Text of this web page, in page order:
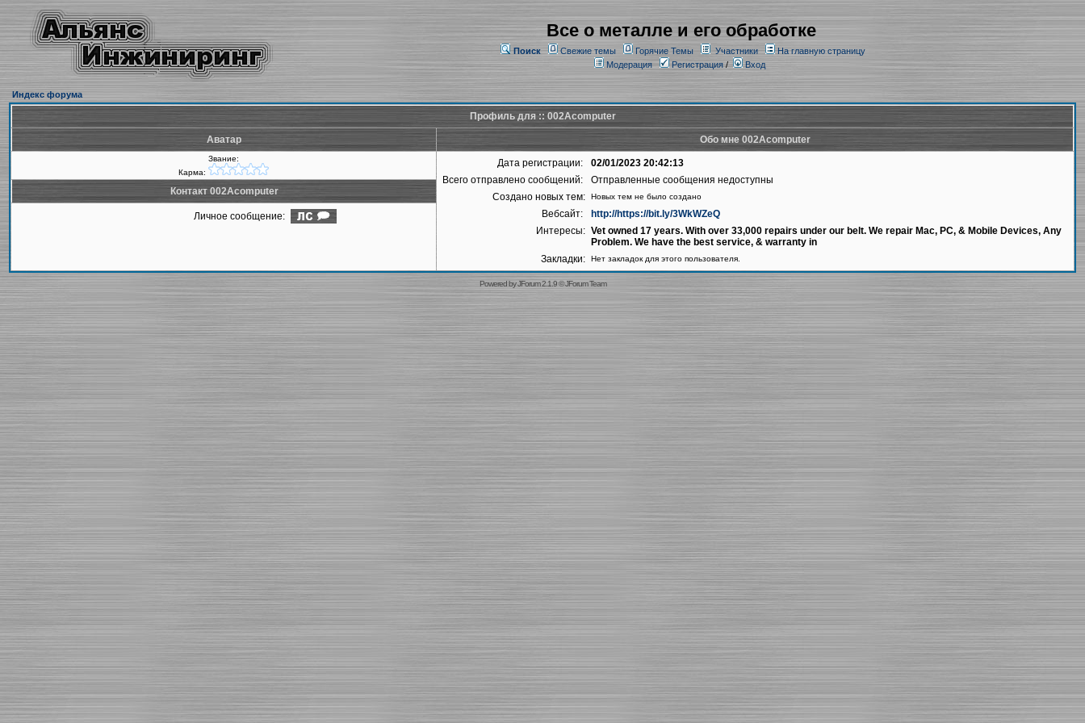
Все о металле и его обработке
Поиск Свежие темы Горячие Темы Участники
На главную страницу
Модерация
Регистрация/ Вход
Индекс форума
Профиль для :: 002Acomputer
Аватар Обо мне 002Acomputer
Звание:
Карма:
Дата регистрации:
02/01/2023 20:42:13
Всего отправлено сообщений:
Отправленные сообщения недоступны
Создано новых тем:
Новых тем не было создано
Вебсайт:
http://https://bit.ly/3WkWZeQ
Интересы: Vet owned 17 years. With over 33,000 repairs under our belt. We repair Mac, PC, & Mobile Devices, Any
Problem. We have the best service, & warranty in
Закладки:
Нет закладок для этого пользователя.
Контакт 002Acomputer
Личное сообщение:
Powered byJForum 2.1.9©JForum Team